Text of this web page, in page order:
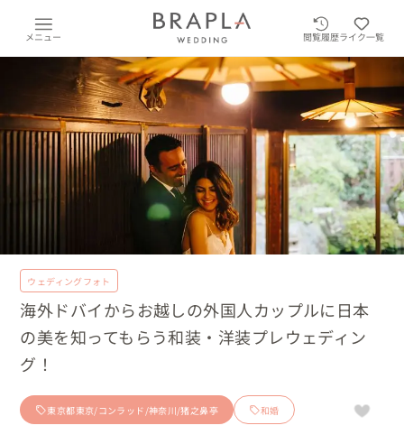
メニュー 閲覧履歴ライク一覧
ウェディングフォト
海外ドバイからお越しの外国人カップルに日本
の美を知ってもらう和装・洋装プレウェディン
グ！
東京都東京/コンラッド/神奈川/猪之鼻亭 和婚